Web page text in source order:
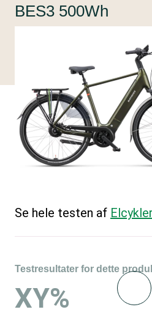
BES3 500Wh
Se hele testen af Elcykler
Testresultater for dette
XY%